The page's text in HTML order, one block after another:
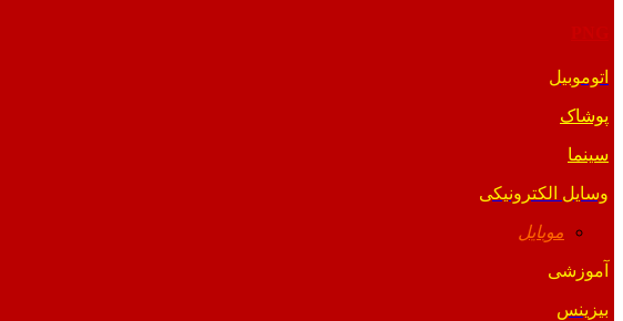
اتوموبیل
پوشاک
سینما
وسایل الکترونیکی
موبایل
آموزشی
بیزینس